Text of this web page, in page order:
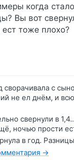
когда
Вы вот
тоже плохо?
сворачивала с
не ел днём, и
свернули в
ночью прости
в год.
→